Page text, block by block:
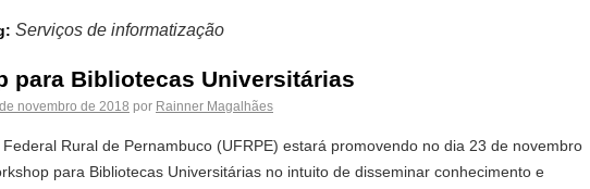
Serviços de informatização
para Bibliotecas Universitárias
novembro de 2018 por Rainner Magalhães
Federal Rural de Pernambuco (UFRPE) estará promovendo no dia 23 de novembro
para Bibliotecas Universitárias no intuito de disseminar conhecimento e